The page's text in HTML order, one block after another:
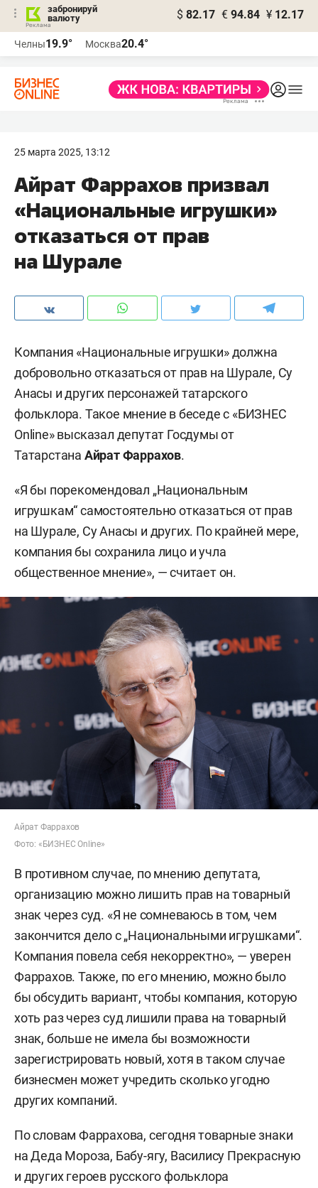
забронируй
валюту
$ 82.17 € 94.84 ¥ 12.17
Челны19.9° Москва20.4°
25 марта 2025, 13:12
Айрат Фаррахов призвал
«Национальные игрушки»
отказаться от прав
на Шурале
Компания «Национальные игрушки» должна
добровольно отказаться от прав на Шурале, Су
Анасы и других персонажей татарского
фольклора. Такое мнение в беседе с «БИЗНЕС
Online» высказал депутат Госдумы от
Татарстана Айрат Фаррахов.
«Я бы порекомендовал „Национальным
игрушкам“ самостоятельно отказаться от прав
на Шурале, Су Анасы и других. По крайней мере,
компания бы сохранила лицо и учла
общественное мнение», — считает он.
Айрат Фаррахов
Фото: «БИЗНЕС Online»
В противном случае, по мнению депутата,
организацию можно лишить прав на товарный
знак через суд. «Я не сомневаюсь в том, чем
закончится дело с „Национальными игрушками“.
Компания повела себя некорректно», — уверен
Фаррахов. Также, по его мнению, можно было
бы обсудить вариант, чтобы компания, которую
хоть раз через суд лишили права на товарный
знак, больше не имела бы возможности
зарегистрировать новый, хотя в таком случае
бизнесмен может учредить сколько угодно
других компаний.
По словам Фаррахова, сегодня товарные знаки
на Деда Мороза, Бабу-ягу, Василису Прекрасную
и других героев русского фольклора